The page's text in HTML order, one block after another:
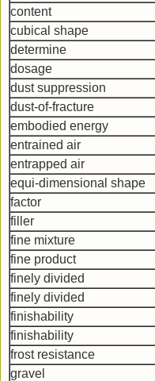
content
cubical shape
determine
dosage
dust suppression
dust-of-fracture
embodied energy
entrained air
entrapped air
equi-dimensional shape
factor
filler
fine mixture
fine product
finely divided
finely divided
finishability
finishability
frost resistance
gravel